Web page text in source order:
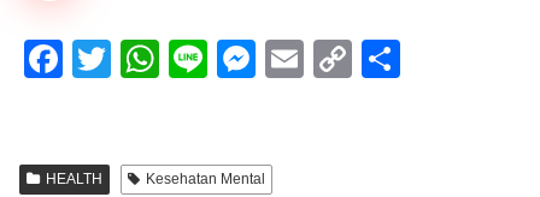
F
e
T
er
W
s
Li
M
e
E
C
HEALTH Kesehatan Mental